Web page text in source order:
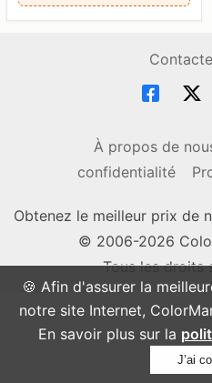
🍪 Afin d'assurer la
notre site Internet,
En savoir plus sur la
J’ai
À propos de
confidentialité
Obtenez le meilleur prix de
© 2006-2026
Tous les droits